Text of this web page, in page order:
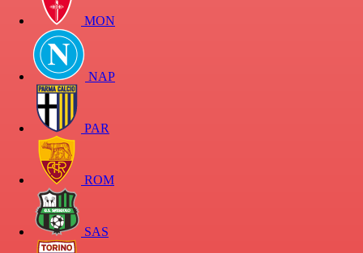
MON
NAP
PAR
ROM
SAS